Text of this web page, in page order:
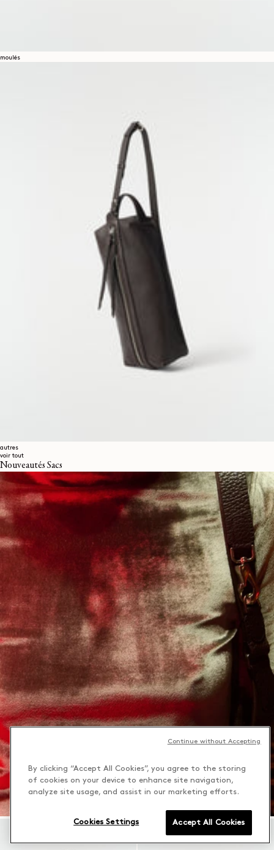
moulés
autres
voir tout
Nouveautés Sacs
By clicking “Accept All Cookies”, you agree to the storing
of cookies on your device to enhance site navigation,
analyze site usage, and assist in our marketing efforts.
Accept All Cookies
Cookies Settings
Continue without Accepting